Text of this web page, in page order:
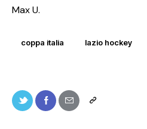
Max U.
coppa italia lazio hockey